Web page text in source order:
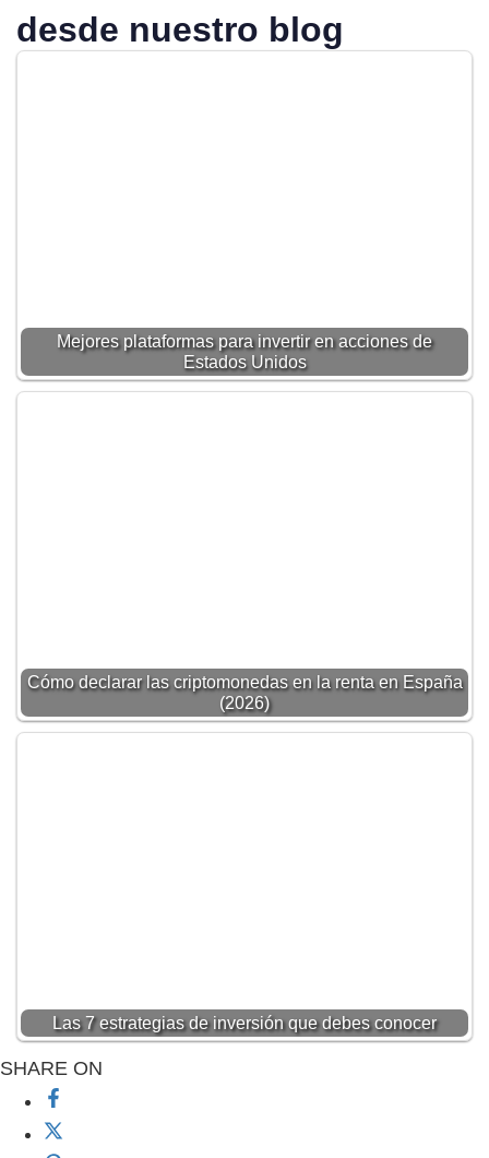
desde nuestro blog
Mejores plataformas para invertir en acciones de
Estados Unidos
Cómo declarar las criptomonedas en la renta en España
(2026)
Las 7 estrategias de inversión que debes conocer
SHARE ON